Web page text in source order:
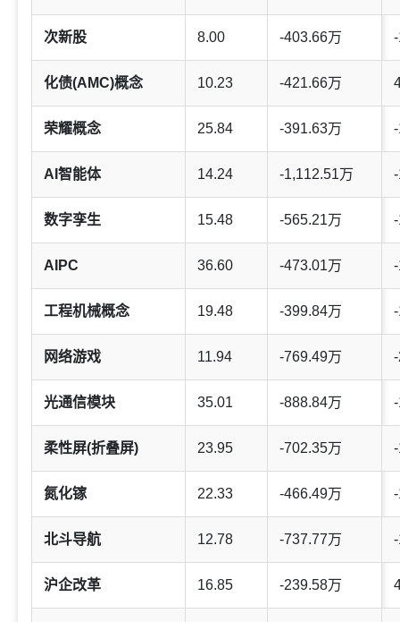
次新股 8.00 -403.66万
化债(AMC)概念 10.23 -421.66万
荣耀概念 25.84 -391.63万
AI智能体 14.24 -1,112.51万
数字孪生 15.48 -565.21万
AIPC 36.60 -473.01万
工程机械概念 19.48 -399.84万
网络游戏 11.94 -769.49万
光通信模块 35.01 -888.84万
柔性屏(折叠屏) 23.95 -702.35万
氮化镓 22.33 -466.49万
北斗导航 12.78 -737.77万
沪企改革 16.85 -239.58万